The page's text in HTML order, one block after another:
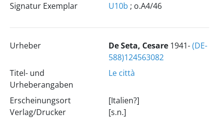
Signatur Exemplar
U10b ; o.A4/46
Urheber De Seta, Cesare1941-(DE-
588)124563082
Titel- und
Urheberangaben
Le città
Erscheinungsort
Verlag/Drucker
[Italien?]
[s.n.]